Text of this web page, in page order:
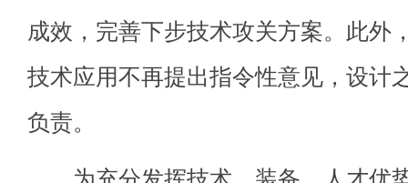
成效，完善下步技术攻关方案。此外
技术应用不再提出指令性意见，设计
负责。